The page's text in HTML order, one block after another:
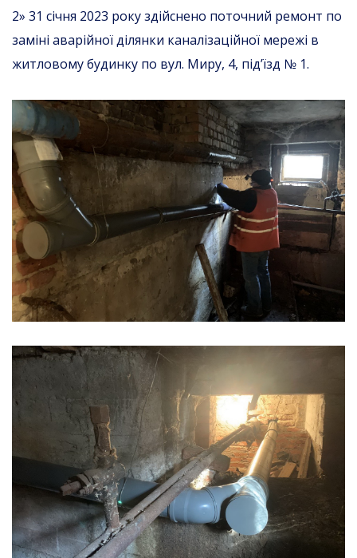
2» 31 січня 2023 року здійснено поточний ремонт по
заміні аварійної ділянки каналізаційної мережі в
житловому будинку по вул. Миру, 4, під’їзд № 1.